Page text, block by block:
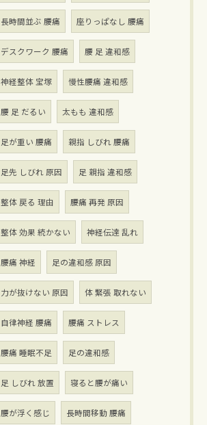
長時間並ぶ 腰痛 座りっぱなし 腰痛
デスクワーク 腰痛 腰 足 違和感
神経整体 宝塚 慢性腰痛 違和感
腰 足 だるい 太もも 違和感
足が重い 腰痛 親指 しびれ 腰痛
足先 しびれ 原因 足 親指 違和感
整体 戻る 理由 腰痛 再発 原因
整体 効果 続かない 神経伝達 乱れ
腰痛 神経 足の違和感 原因
力が抜けない 原因 体 緊張 取れない
自律神経 腰痛 腰痛 ストレス
腰痛 睡眠不足 足の違和感
足 しびれ 放置 寝ると腰が痛い
腰が浮く感じ 長時間移動 腰痛